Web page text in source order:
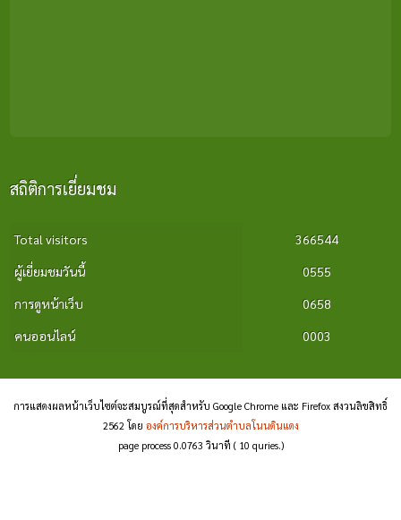
สถิติการเยี่ยมชม
Total visitors
366544
ผู้เยี่ยมชมวันนี้
0555
การดูหน้าเว็บ
0658
คนออนไลน์
0003
การแสดงผลหน้าเว็บไซต์จะสมบูรณ์ที่สุดสำหรับ Google Chrome และ Firefox สงวนลิขสิทธิ์
2562 โดย องค์การบริหารส่วนตำบลโนนดินแดง
page process 0.0763 วินาที ( 10 quries.)